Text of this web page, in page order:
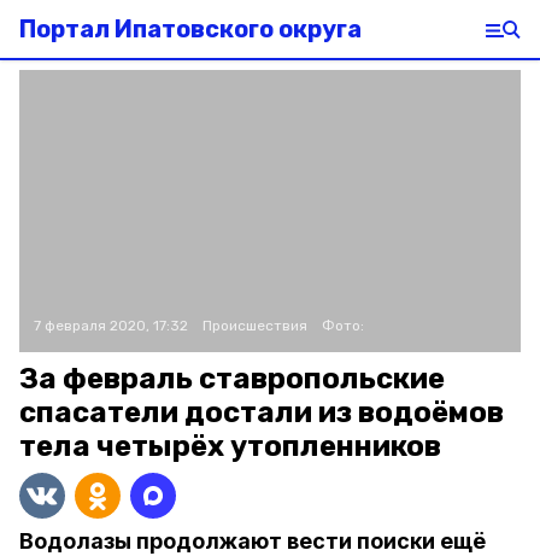
Портал Ипатовского округа
7 февраля 2020, 17:32 Происшествия Фото:
За февраль ставропольские
спасатели достали из водоёмов
тела четырёх утопленников
Водолазы продолжают вести поиски ещё